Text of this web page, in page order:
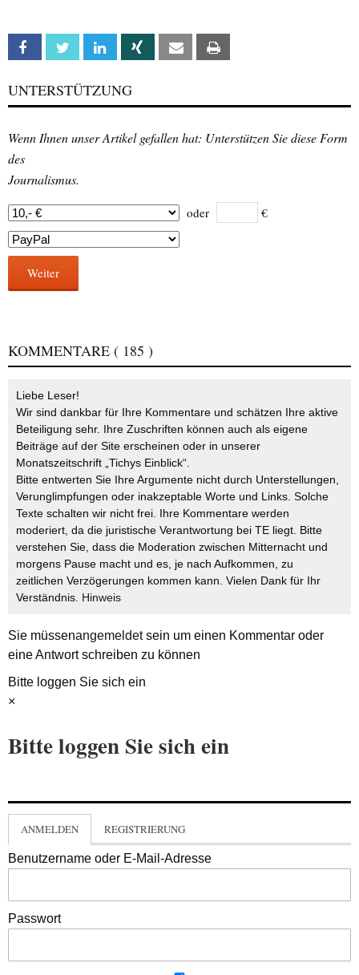
Facebook Twitter Linkedin Xing Email
UNTERSTÜTZUNG
Wenn Ihnen unser Artikel gefallen hat: Unterstützen Sie diese Form
des
Journalismus.
oder €
Weiter
KOMMENTARE ( 185 )
Liebe Leser!
Wir sind dankbar für Ihre Kommentare und schätzen Ihre aktive
Beteiligung sehr. Ihre Zuschriften können auch als eigene
Beiträge auf der Site erscheinen oder in unserer
Monatszeitschrift „Tichys Einblick“.
Bitte entwerten Sie Ihre Argumente nicht durch Unterstellungen,
Verunglimpfungen oder inakzeptable Worte und Links. Solche
Texte schalten wir nicht frei. Ihre Kommentare werden
moderiert, da die juristische Verantwortung bei TE liegt. Bitte
verstehen Sie, dass die Moderation zwischen Mitternacht und
morgens Pause macht und es, je nach Aufkommen, zu
zeitlichen Verzögerungen kommen kann. Vielen Dank für Ihr
Verständnis. Hinweis
Sie müssenangemeldetsein um einen Kommentar oder
eine Antwort schreiben zu können
Bitte loggen Sie sich ein
×
Bitte loggen Sie sich ein
ANMELDEN REGISTRIERUNG
Benutzername oder E-Mail-Adresse
Passwort